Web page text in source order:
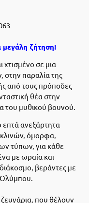
μεγάλη ζήτηση!
χτισμένο σε μια
στην παραλία της
από τους πρόποδες
θέα στην
του μυθικού βουνού.
επτά ανεξάρτητα
όμορφα,
τύπων, για κάθε
με ωραία και
βεράντες με
Ολύμπου.
ζευγάρια, που θέλουν